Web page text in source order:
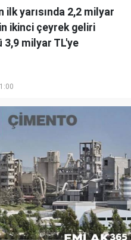
ilk yarısında 2,2 milyar
ikinci çeyrek geliri
3,9 milyar TL'ye